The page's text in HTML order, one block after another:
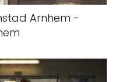
Arnhem -